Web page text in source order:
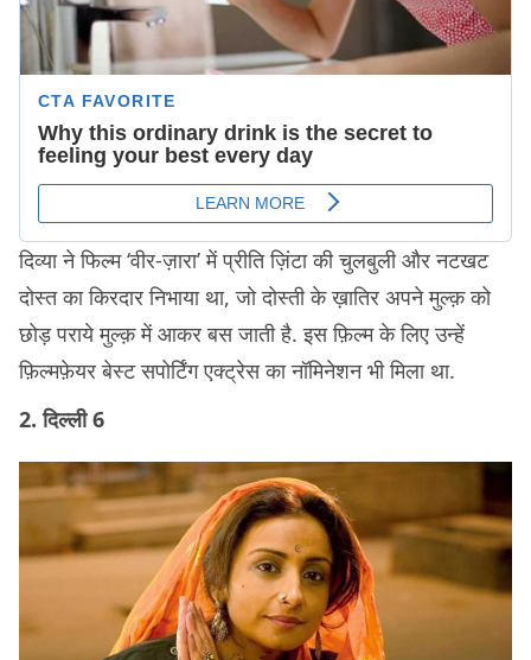
दिव्या ने फिल्म ‘वीर-ज़ारा’ में प्रीति ज़िंटा की चुलबुली और नटखट
दोस्त का किरदार निभाया था, जो दोस्ती के ख़ातिर अपने मुल्क़ को
छोड़ पराये मुल्क़ में आकर बस जाती है. इस फ़िल्म के लिए उन्हें
फ़िल्मफ़ेयर बेस्ट सपोर्टिंग एक्ट्रेस का नॉमिनेशन भी मिला था.
2. दिल्ली 6